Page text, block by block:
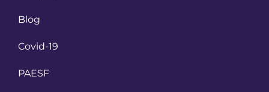
Blog
Covid-19
PAESF